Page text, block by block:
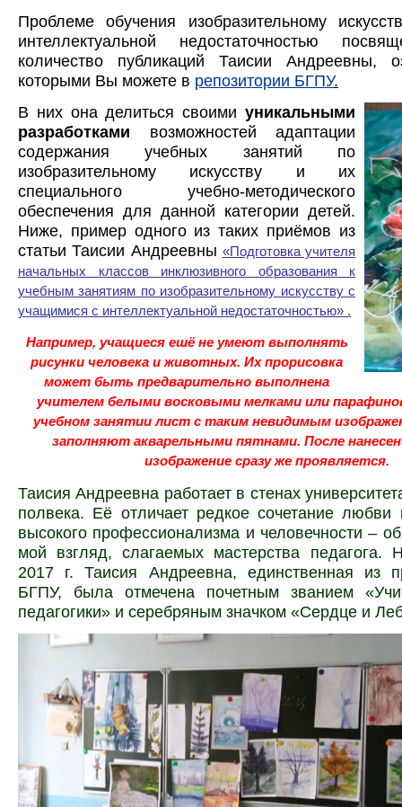
Проблеме обучения изобразительному
интеллектуальной недостаточностью
количество публикаций Таисии Андреевны,
которыми Вы можете в репозитории БГПУ.
В них она делиться своими уникальными
разработками возможностей адаптации
содержанияучебных занятий по
изобразительному искусству и их
специального учебно-методического
обеспечения для данной категории детей.
Ниже, пример одного из таких приёмов из
статьи Таисии Андреевны «Подготовка учителя
начальных классов инклюзивного образования к
учебным занятиям по изобразительному искусству с
учащимися с интеллектуальной недостаточностью» .
Например, учащиеся ешё не умеют выполнять
рисунки человека и животных. Их прорисовка
может быть предварительно выполнена
учителем белыми восковыми мелками или
учебном занятии лист с таким невидимым
заполняют акварельными пятнами. После
изображение сразу же проявляется.
Таисия Андреевна работает в стенах
полвека. Её отличает редкое сочетание любви
высокого профессионализма и человечности –
мой взгляд, слагаемых мастерства педагога.
2017 г. Таисия Андреевна, единственная из
БГПУ, была отмечена почетным званием
педагогики» и серебряным значком «Сердце и